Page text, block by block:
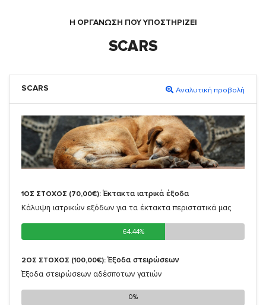
Η ΟΡΓΆΝΩΣΗ ΠΟΥ ΥΠΟΣΤΗΡΙΖΕΙ
SCARS
SCARS Αναλυτική προβολή
1ΟΣ ΣΤΟΧΟΣ (70,00€): Έκτακτα ιατρικά έξοδα
Κάλυψη ιατρικών εξόδων για τα έκτακτα περιστατικά μας
64.44%
64.44%
2ΟΣ ΣΤΟΧΟΣ (100,00€): Έξοδα στειρώσεων
Έξοδα στειρώσεων αδέσποτων γατιών
0%
0%